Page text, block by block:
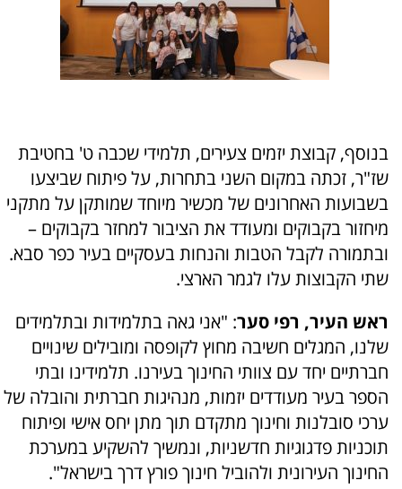
בנוסף, קבוצת יזמים צעירים, תלמידי שכבה ט' בחטיבת
שז"ר, זכתה במקום השני בתחרות, על פיתוח שביצעו
בשבועות האחרונים של מכשיר מיוחד שמותקן על מתקני
מיחזור בקבוקים ומעודד את הציבור למחזר בקבוקים –
ובתמורה לקבל הטבות והנחות בעסקיים בעיר כפר סבא.
שתי הקבוצות עלו לגמר הארצי.
ראש העיר, רפי סער: "אני גאה בתלמידות ובתלמידים
שלנו, המגלים חשיבה מחוץ לקופסה ומובילים שינויים
חברתיים יחד עם צוותי החינוך בעירנו. תלמידינו ובתי
הספר בעיר מעודדים יזמות, מנהיגות חברתית והובלה של
ערכי סובלנות וחינוך מתקדם תוך מתן יחס אישי ופיתוח
תוכניות פדגוגיות חדשניות, ונמשיך להשקיע במערכת
החינוך העירונית ולהוביל חינוך פורץ דרך בישראל".